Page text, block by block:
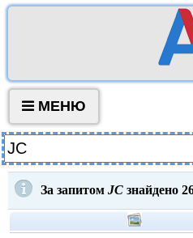
МЕНЮ
За запитом JC знайдено